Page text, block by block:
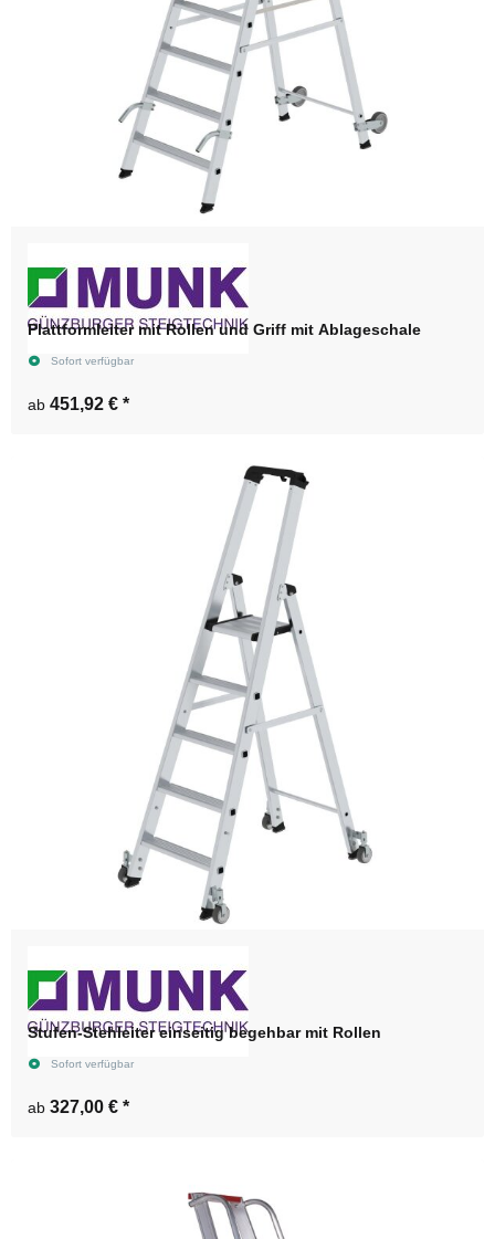
Plattformleiter mit Rollen und Griff mit Ablageschale
Sofort verfügbar
ab 451,92 € *
Stufen-Stehleiter einseitig begehbar mit Rollen
Sofort verfügbar
ab 327,00 € *